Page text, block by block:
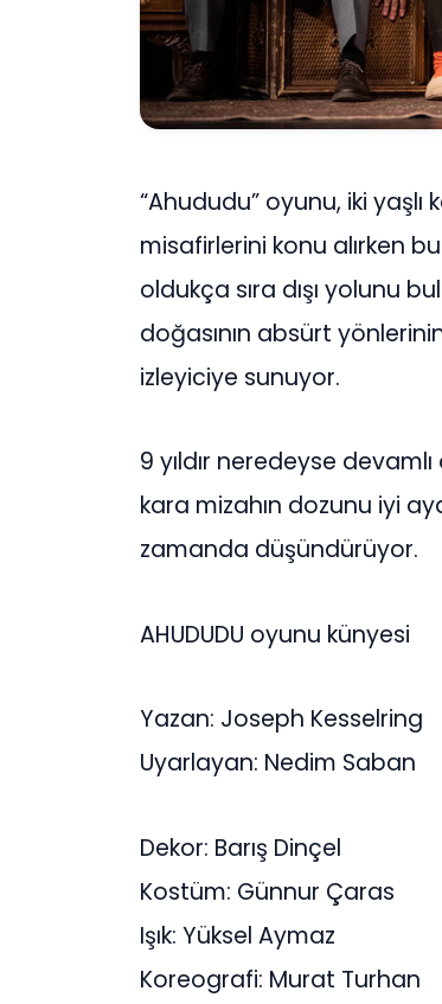
“Ahududu” oyunu, iki yaşlı
misafirlerini konu alırken bu
oldukça sıra dışı yolunu
doğasının absürt
izleyiciye sunuyor.
9 yıldır neredeyse
kara mizahın dozunu iyi
zamanda düşündürüyor.
AHUDUDU oyunu künyesi
Yazan: Joseph Kesselring
Uyarlayan: Nedim Saban
Dekor: Barış Dinçel
Kostüm: Günnur Çaras
Işık: Yüksel Aymaz
Koreografi: Murat Turhan